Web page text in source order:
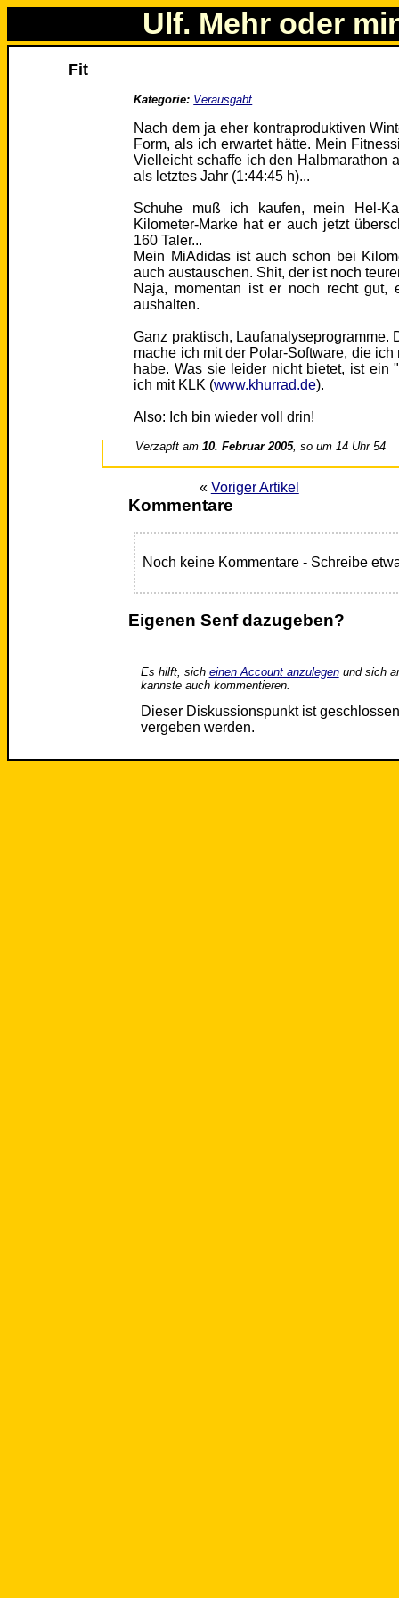
Ulf. Mehr oder
Fit
Kategorie: Verausgabt
Nach dem ja eher kontraproduktiven
Form, als ich erwartet hätte. Mein
Vielleicht schaffe ich den Halbmarathon
als letztes Jahr (1:44:45 h)...
Schuhe muß ich kaufen, mein Hel-
Kilometer-Marke hat er auch jetzt
160 Taler...
Mein MiAdidas ist auch schon bei
auch austauschen. Shit, der ist noch
Naja, momentan ist er noch recht gut,
aushalten.
Ganz praktisch, Laufanalyseprogramme.
mache ich mit der Polar-Software, die
habe. Was sie leider nicht bietet, ist ein
ich mit KLK (www.khurrad.de).
Also: Ich bin wieder voll drin!
Verzapft am10. Februar 2005, so um 14 Uhr 54
« Voriger Artikel
Kommentare
Noch keine Kommentare - Schreibe
Eigenen Senf dazugeben?
Es hilft, sich einen Account anzulegenund sich
kannste auch kommentieren.
Dieser Diskussionspunkt ist
vergeben werden.